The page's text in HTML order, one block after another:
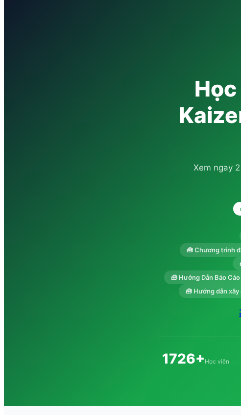
Xem ngay
🧰 Chương trình
🧰 Hướng Dẫn Báo
🧰 Hướng dẫn
1726+ Học viên